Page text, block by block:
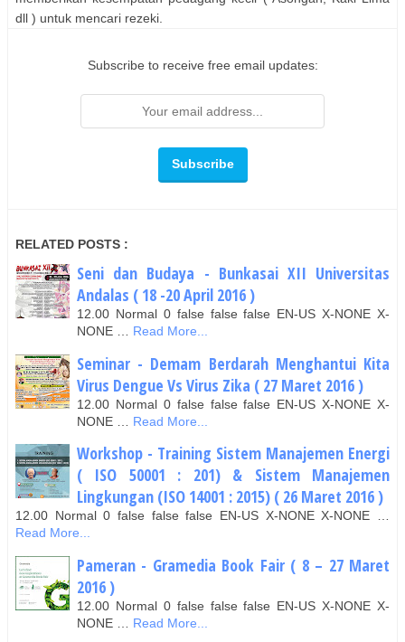
dll ) untuk mencari rezeki.
Subscribe to receive free email updates:
RELATED POSTS :
Seni dan Budaya - Bunkasai XII Universitas
Andalas ( 18 -20 April 2016 )
12.00 Normal 0 false false false EN-US X-NONE X-
NONE … Read More...
Seminar - Demam Berdarah Menghantui Kita
Virus Dengue Vs Virus Zika ( 27 Maret 2016 )
12.00 Normal 0 false false false EN-US X-NONE X-
NONE …
Read More...
Workshop - Training Sistem Manajemen Energi
( ISO 50001 : 201) & Sistem Manajemen
Lingkungan (ISO 14001 : 2015) ( 26 Maret 2016 )
12.00 Normal 0 false false false EN-US X-NONE X-NONE …
Read More...
Pameran - Gramedia Book Fair ( 8 – 27 Maret
2016 )
12.00 Normal 0 false false false EN-US X-NONE X-
NONE …
Read More...